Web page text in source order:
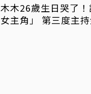
木木26歲生日哭了
女主角」 第三度主